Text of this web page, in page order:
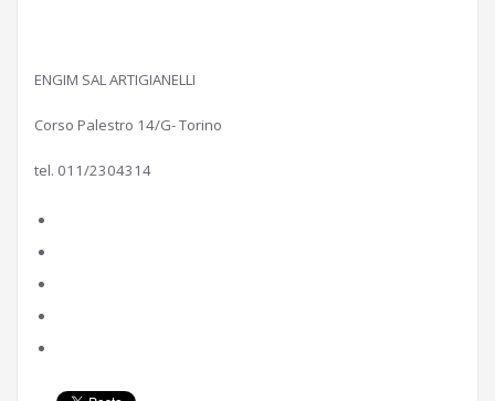
ENGIM SAL ARTIGIANELLI
Corso Palestro 14/G- Torino
tel. 011/2304314